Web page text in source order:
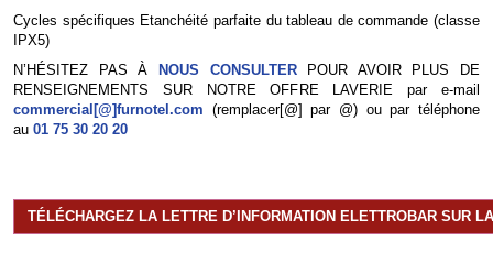
Cycles spécifiques Etanchéité parfaite du tableau de commande (classe
IPX5)
N’HÉSITEZ PAS À
NOUS CONSULTER
POUR AVOIR PLUS DE
RENSEIGNEMENTS SUR NOTRE OFFRE LAVERIE par e-mail
commercial[@]furnotel.com (remplacer[@] par @) ou par téléphone
au 01 75 30 20 20
TÉLÉCHARGEZ LA LETTRE D’INFORMATION ELETTROBAR SUR